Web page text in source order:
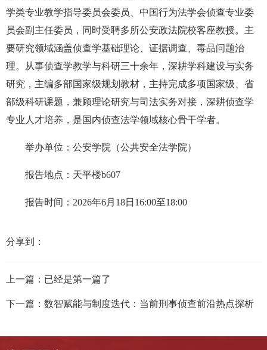
学类专业教学指导委员会委员、中国行为法学会侦查专业委
员会副主任委员，同时受聘多所公安政法院校客座教授。主
要研究领域涵盖侦查学基础理论、证据调查、毒品问题治
理。从事侦查学教学与科研三十余年，深耕学科建设与实务
研究，主编多部国家级规划教材，主持完成多项国家级、省
部级科研课题，兼顾理论研究与司法实务对接，深耕侦查学
专业人才培养，是国内侦查法学领域核心骨干学者。
举办单位： 公安学院（公共安全法学院）
报告地点： 天平楼b607
报告时间： 2026年6月18日16:00至18:00
分享到：
上一篇：已经是第一篇了
下一篇： 数智赋能与制度迭代：当前刑事侦查前沿热点探析